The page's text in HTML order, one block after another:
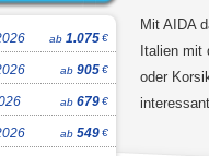
ab 1.075€
ab 905€
ab 679€
ab 549€
Mit AIDA
Italien mit
oder